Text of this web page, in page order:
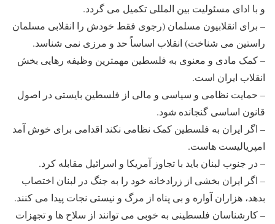
و با ادای مسئولیت بین المللی تکمیل می گردد.
– برای انقلابیون مسلمان (رجوی فقط خودش را انقلابی مسلمان
راستین می شناخت) انقلاب اساساً حد و مرزی نمی شناسد.
– کمک مادی و معنوی به فلسطین مهمترین وظیفه رهایی بخش
انقلاب ایران است.
– حمایت نظامی و سیاسی و مالی از فلسطین بایستی در اصول
قانون اساسی گنجانده شود.
– اگر ایران به فلسطین کمک نظامی نکند اقدامی برای خوش آمد
امپریالیست هاست.
– در جنوب لبنان باید با تجاوز آمریکا و اسرائیل مقابله کرد.
– اگر ایران بخشی از زرادخانه خود را به جنگ در لبنان اختصاب
بدهد، هزاران آواره و بی پناه از مرگ و نیستی نجات پیدا می کنند.
– کارشناسان فلسطینی به خوبی می توانند از سلاح ها و تجهزات